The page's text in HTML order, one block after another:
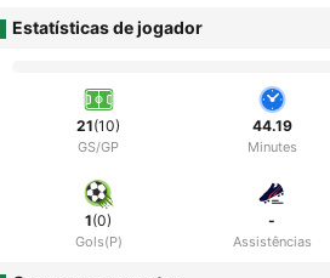
Estatísticas de jogador
21(10)
GS/GP
44.19
Minutes
1(0)
Gols(P)
-
Assistências